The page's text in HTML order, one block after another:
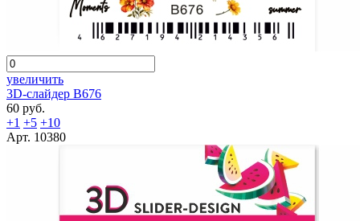
увеличить
3D-слайдер B676
60 руб.
+1 +5 +10
Арт. 10380